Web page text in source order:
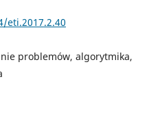
eti.2017.2.40
problemów, algorytmika,